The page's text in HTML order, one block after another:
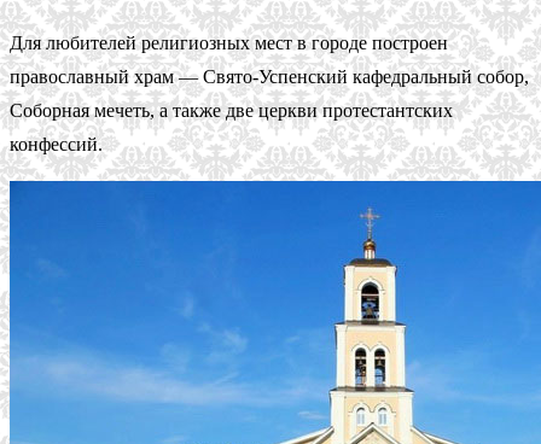
Для любителей религиозных мест в городе построен
православный храм — Свято-Успенский кафедральный собор,
Соборная мечеть, а также две церкви протестантских
конфессий.